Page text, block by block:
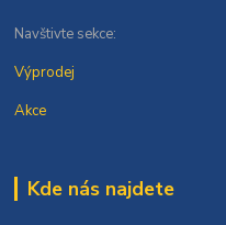
Navštivte sekce:
Výprodej
Akce
Kde nás najdete